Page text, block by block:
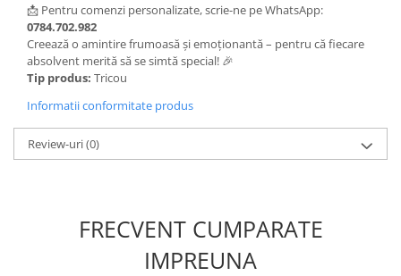
📩 Pentru comenzi personalizate,scrie-ne peWhatsApp:
0784.702.982
Creeazăo amintirefrumoasășiemoționantă – pentru căfiecare
absolvent merităsăsesimtăspecial! 🎉
Tip produs: Tricou
Informatii conformitate produs
Review-uri(0)
FRECVENT CUMPARATE
IMPREUNA